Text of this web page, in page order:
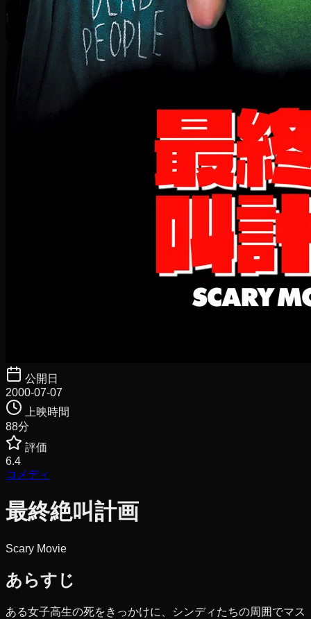
公開日
2000-07-07
上映時間
88分
評価
6.4
コメディ
最終絶叫計画
Scary Movie
あらすじ
ある女子高生の死をきっかけに、シンディたちの周囲でマス